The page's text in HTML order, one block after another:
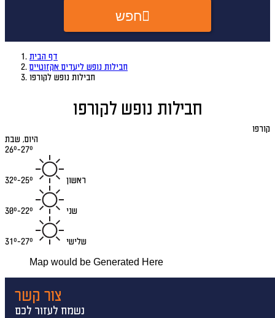
חפש
דף הבית
חבילות נופש ליעדים אקזוטיים
חבילות נופש לקורפו
חבילות נופש לקורפו
קורפו
היום, שבת
26°-27°
ראשון 25°-32°
שני 22°-30°
שלישי
27°-31°
Map would be Generated Here
צור קשר
נשמח לעזור לכם